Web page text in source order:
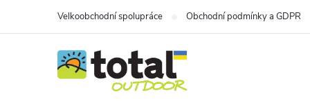
Velkoobchodní spolupráce Obchodní podmínky a GDPR